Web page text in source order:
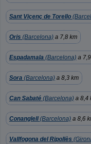
Sant Viçenç de Torello
Oris (Barcelona) a 7,8 km
Espadamala (Barcelona) a
Sora (Barcelona) a 8,3 km
Can Sabaté (Barcelona) a 8,4
Conanglell(Barcelona) a 8,6
Vallfogona del Ripollès